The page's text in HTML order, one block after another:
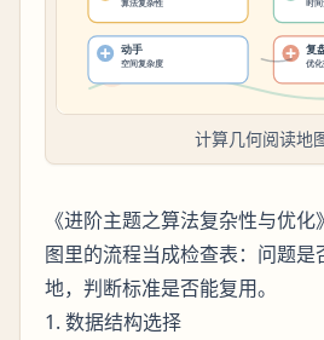
计算几何阅读地
《进阶主题之算法复杂性与优
图里的流程当成检查表：问题
地，判断标准是否能复用。
1. 数据结构选择